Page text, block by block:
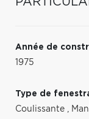
Année de
1975
Type de
Coulissante ,